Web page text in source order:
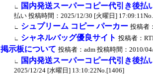
∟ 国内発送スーパーコピー代引き後払
払い 投稿時間：2025/12/30 [火曜日]
∟ シュプリーム コピー パーカー 投稿者
∟ シャネルバッグ優良サイト 投稿者：
掲示板について 投稿者：adm 投稿時間：2010/
∟ 国内発送スーパーコピー代引き後払
2025/12/24 [水曜日] 13:10:22No.[1406]